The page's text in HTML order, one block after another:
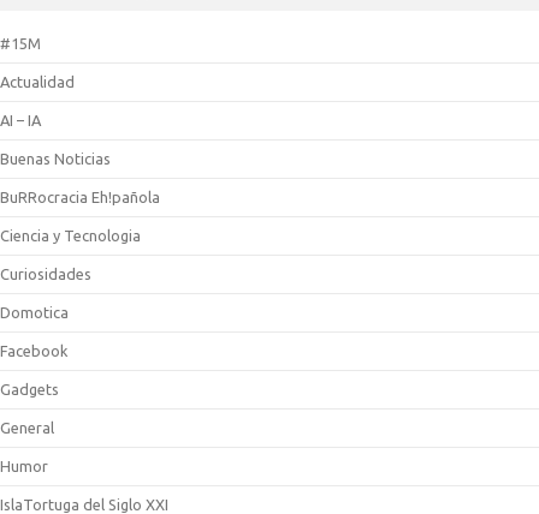
#15M
Actualidad
AI – IA
Buenas Noticias
BuRRocracia Eh!pañola
Ciencia y Tecnologia
Curiosidades
Domotica
Facebook
Gadgets
General
Humor
IslaTortuga del Siglo XXI